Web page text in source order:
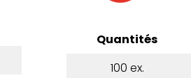
Quantités
100 ex.